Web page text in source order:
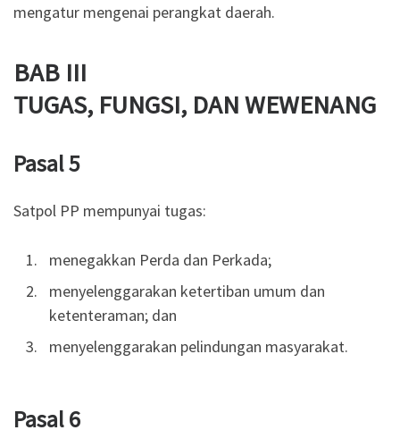
mengatur mengenai perangkat daerah.
BAB III
TUGAS, FUNGSI, DAN WEWENANG
Pasal 5
Satpol PP mempunyai tugas:
menegakkan Perda dan Perkada;
menyelenggarakan ketertiban umum dan
ketenteraman; dan
menyelenggarakan pelindungan masyarakat.
Pasal 6